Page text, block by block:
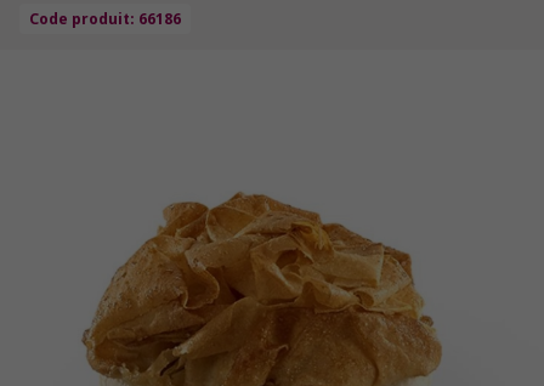
Code produit: 66186